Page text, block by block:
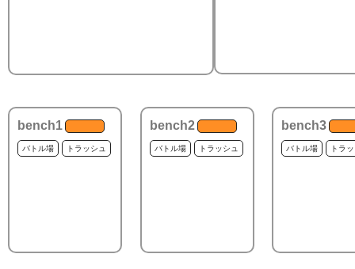
bench1
バトル場 トラッシュ
bench2
バトル場 トラッシュ
bench3
バトル場 トラ